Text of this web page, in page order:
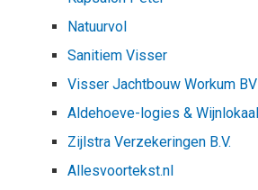
Natuurvol
Sanitiem Visser
Visser Jachtbouw Workum BV
Aldehoeve-logies & Wijnlokaal
Zijlstra Verzekeringen B.V.
Allesvoortekst.nl